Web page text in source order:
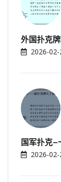
外国扑克
2026-
国军扑克—
2026-